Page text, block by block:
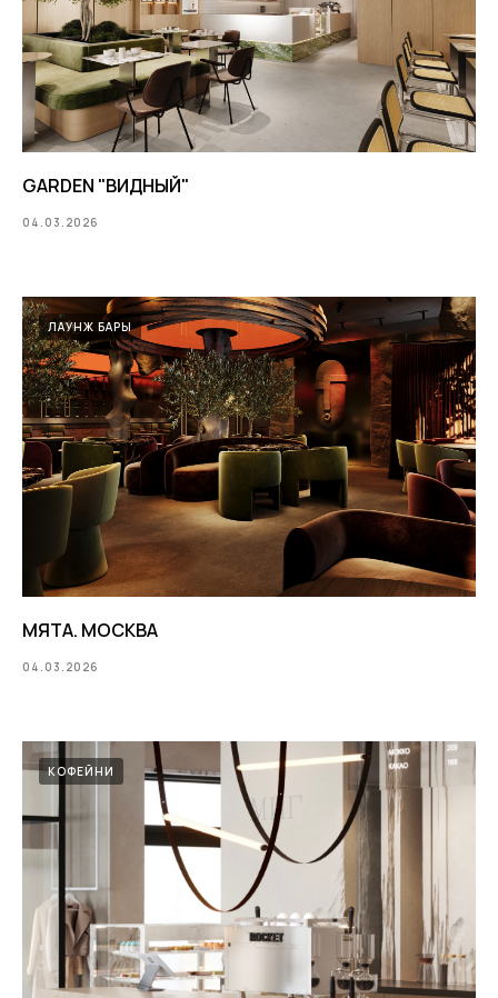
GARDEN "ВИДНЫЙ"
04.03.2026
ЛАУНЖ БАРЫ
МЯТА. МОСКВА
04.03.2026
КОФЕЙНИ